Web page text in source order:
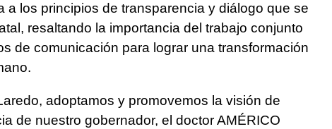
a los principios de transparencia y diálogo que se
resaltando la importancia del trabajo conjunto
de comunicación para lograr una transformación
adoptamos y promovemos la visión de
de nuestro gobernador, el doctor AMÉRICO